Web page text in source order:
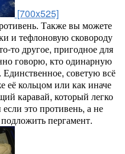
[700x525]
Также вы можете
и тефлоновую сковороду
то другое, пригодное для
говорю, кто одинарную
советую всё
её кольцом или как иначе
каравай, который легко
это противень, а не
пергамент.